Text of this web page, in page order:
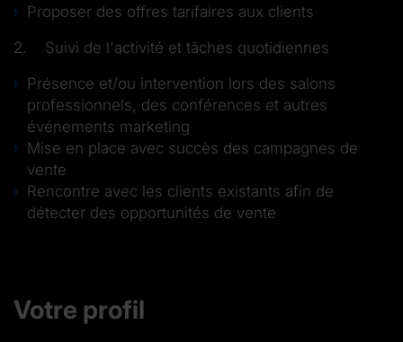
Proposer des offres tarifaires aux clients
2. Suivi de l'activité et tâches quotidiennes
Présence et/ou intervention lors des salons
professionnels, des conférences et autres
événements marketing
Mise en place avec succès des campagnes de
vente
Rencontre avec les clients existants afin de
détecter des opportunités de vente
Votre profil